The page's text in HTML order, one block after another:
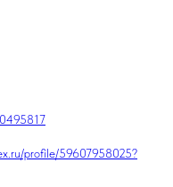
profile/59607958025?